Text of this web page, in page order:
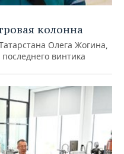
колонна
Олега Жогина,
винтика